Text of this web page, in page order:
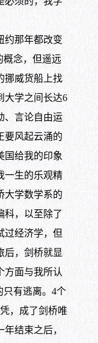
那年都改变
概念，但遥远
挪威货船上找
大学之间长达6
、言论自由运
要风起云涌的
国给我的印象
一生的乐观精
大学数学系的
科，以至除了
过经济学，但
后，剑桥就显
面与我所认
只有逃离。4个
，成了剑桥唯
结束之后，